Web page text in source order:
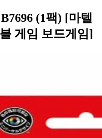
(1팩) [마텔
게임 보드게임]